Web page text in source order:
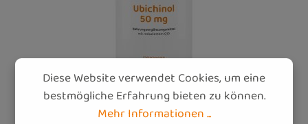
Diese Website verwendet Cookies, um eine
bestmögliche Erfahrung bieten zu können.
Mehr Informationen ...